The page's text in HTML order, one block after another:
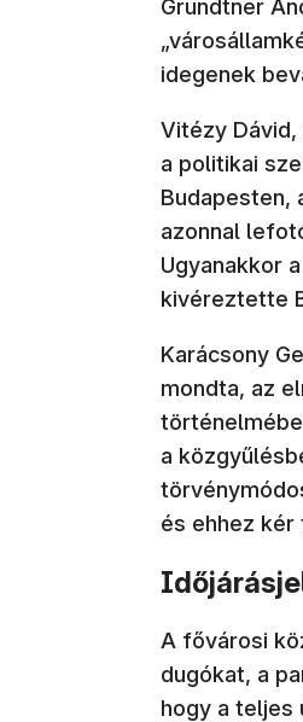
Grundtner
idegenek
Vitézy
a politikai
Budapesten,
azonnal
Ugyanakkor
kivéreztette
Karácsony
mondta, az
a
és ehhez
A fővárosi
dugókat, a
hogy a teljes